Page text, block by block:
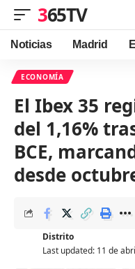
365TV
Noticias Madrid
ECONOMÍA
El Ibex 35
del 1,16%
BCE,
desde
Last updated: 11 de
Distrito